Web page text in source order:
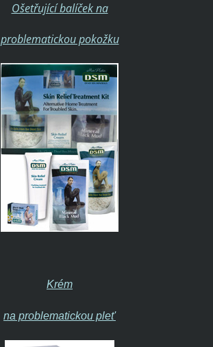
Ošetřující balíček na
problematickou pokožku
Krém
na problematickou plet'